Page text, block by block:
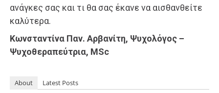
ανάγκες σας και τι θα σας έκανε να αισθανθείτε
καλύτερα.
Κωνσταντίνα Παν. Αρβανίτη, Ψυχολόγος –
Ψυχοθεραπεύτρια, MSc
About Latest Posts